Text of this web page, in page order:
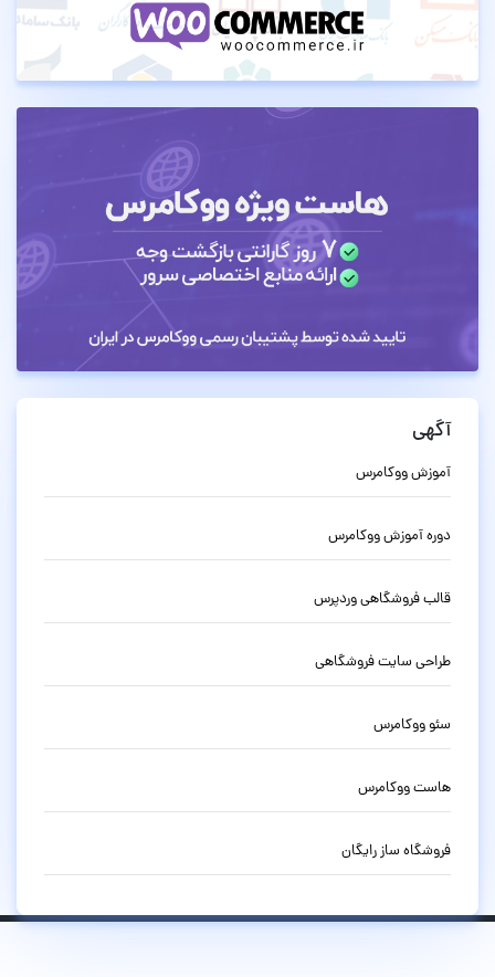
آگهی
آموزش ووکامرس
دوره آموزش ووکامرس
قالب فروشگاهی وردپرس
طراحی سایت فروشگاهی
سئو ووکامرس
هاست ووکامرس
فروشگاه ساز رایگان